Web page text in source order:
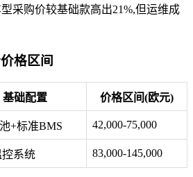
采购价较基础款高出21%,但运维成
格区间
基础配置 价格区间(欧元)
+标准BMS 42,000-75,000
系统 83,000-145,000